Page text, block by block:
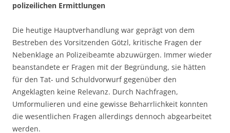
polizeilichen Ermittlungen
Die heutige Hauptverhandlung war geprägt von dem
Bestreben des Vorsitzenden Götzl, kritische Fragen der
Nebenklage an Polizeibeamte abzuwürgen. Immer wieder
beanstandete er Fragen mit der Begründung, sie hätten
für den Tat- und Schuldvorwurf gegenüber den
Angeklagten keine Relevanz. Durch Nachfragen,
Umformulieren und eine gewisse Beharrlichkeit konnten
die wesentlichen Fragen allerdings dennoch abgearbeitet
werden.